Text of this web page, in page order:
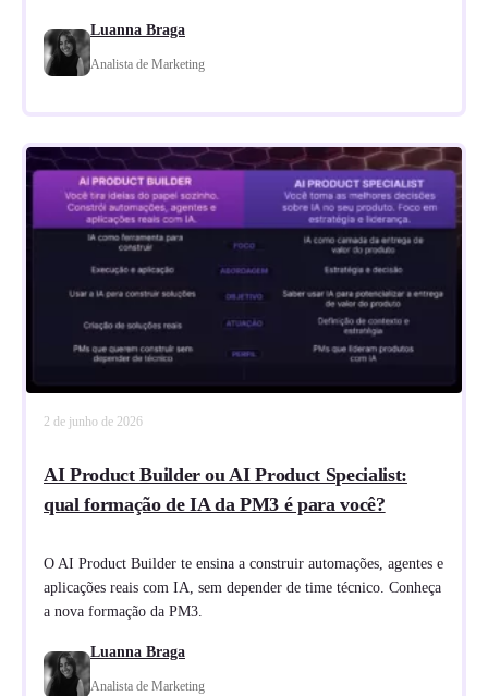
Luanna Braga
Analista de Marketing
2 de junho de 2026
AI Product Builder ou AI Product Specialist:
qual formação de IA da PM3 é para você?
O AI Product Builder te ensina a construir automações, agentes e
aplicações reais com IA, sem depender de time técnico. Conheça
a nova formação da PM3.
Luanna Braga
Analista de Marketing